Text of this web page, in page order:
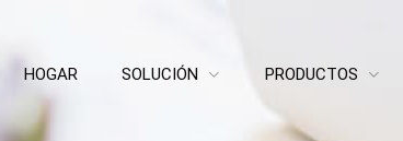
HOGAR SOLUCIÓN PRODUCTOS